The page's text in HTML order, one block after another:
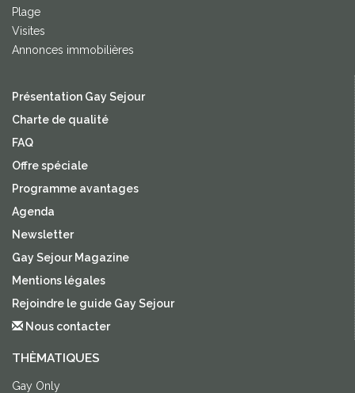
Plage
Visites
Annonces immobilières
Présentation Gay Sejour
Charte de qualité
FAQ
Offre spéciale
Programme avantages
Agenda
Newsletter
Gay Sejour Magazine
Mentions légales
Rejoindre le guide Gay Sejour
Nous contacter
THÈMATIQUES
Gay Only